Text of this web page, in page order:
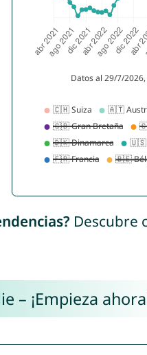
Descubre
– ¡Empieza